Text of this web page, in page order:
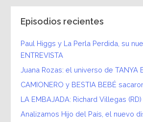
Episodios recientes
Paul Higgs y La Perla Perdida, su
ENTREVISTA
Juana Rozas: el universo de TANYA
CAMIONERO y BESTIA BEBÉ
LA EMBAJADA: Richard Villegas
Analizamos Hijo del País, el nuevo